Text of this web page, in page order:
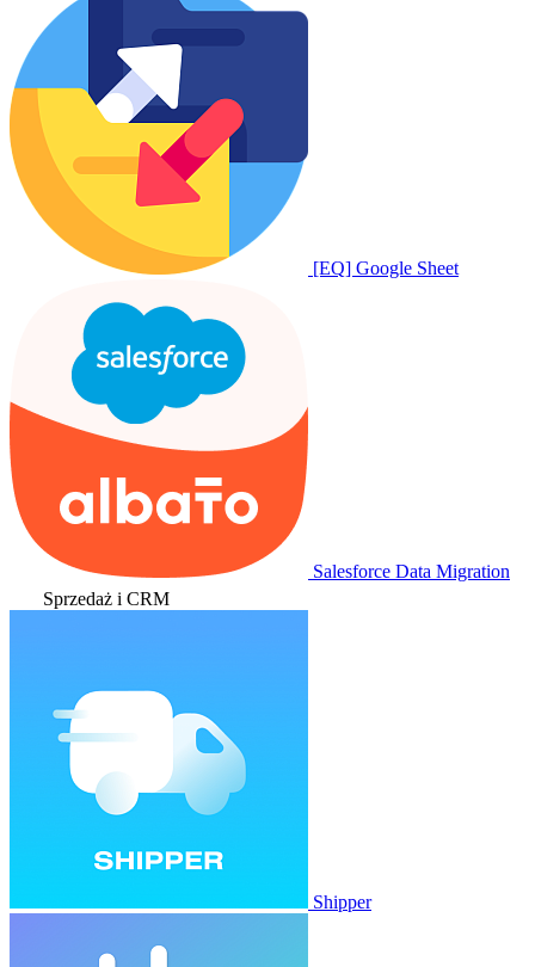
[EQ] Google Sheet
Salesforce Data Migration
Sprzedaż i CRM
Shipper